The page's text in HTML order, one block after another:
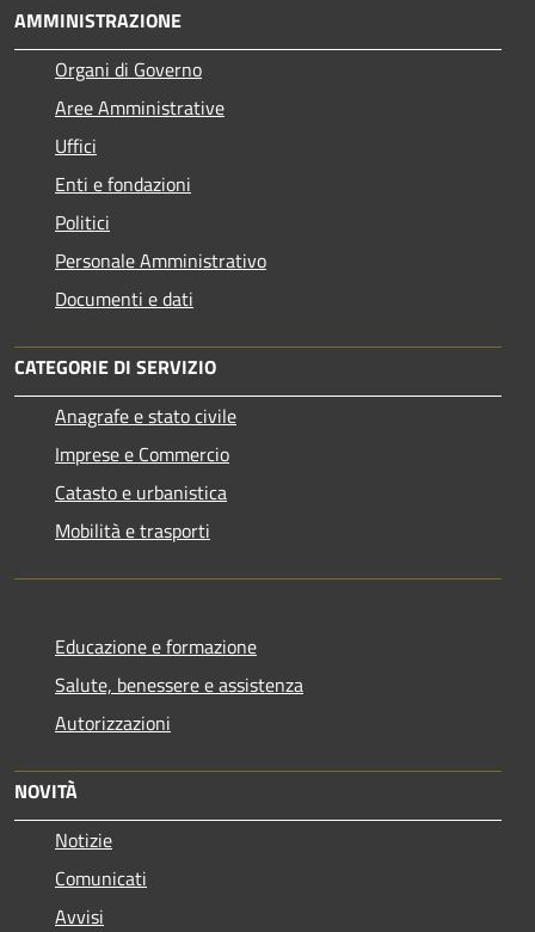
AMMINISTRAZIONE
Organi di Governo
Aree Amministrative
Uffici
Enti e fondazioni
Politici
Personale Amministrativo
Documenti e dati
CATEGORIE DI SERVIZIO
Anagrafe e stato civile
Imprese e Commercio
Catasto e urbanistica
Mobilità e trasporti
Educazione e formazione
Salute, benessere e assistenza
Autorizzazioni
NOVITÀ
Notizie
Comunicati
Avvisi